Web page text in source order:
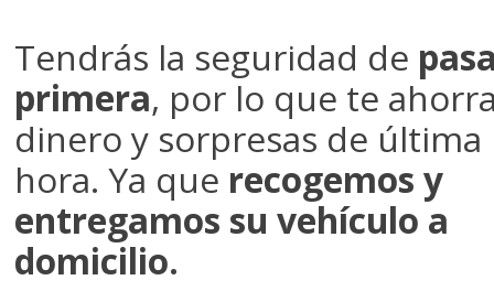
Tendrás la seguridad de
primera, por lo que te
dinero y sorpresas de última
hora. Ya que recogemos y
entregamos su vehículo a
domicilio.